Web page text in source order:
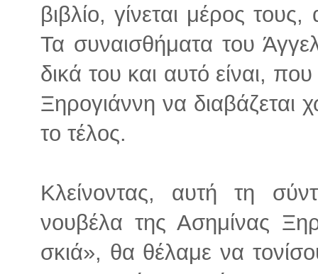
βιβλίο, γίνεται μέρος
Τα συναισθήματα του
δικά του και αυτό είναι,
Ξηρογιάννη να
το τέλος.
Κλείνοντας, αυτή τη
νουβέλα της Ασημίνας
σκιά», θα θέλαμε να